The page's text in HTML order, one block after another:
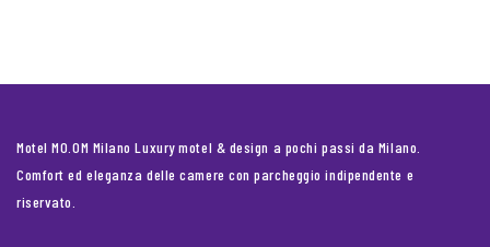
Motel MO.OM Milano Luxury motel & design a pochi passi da Milano.
Comfort ed eleganza delle camere con parcheggio indipendente e
riservato.